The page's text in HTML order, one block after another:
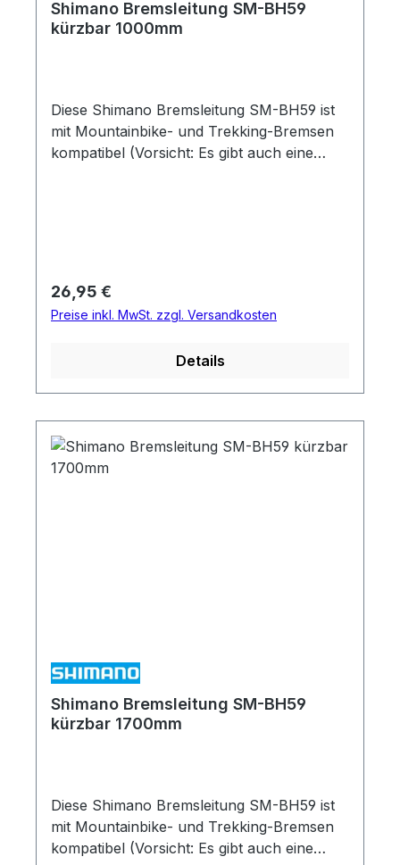
Shimano Bremsleitung SM-BH59
kürzbar 1000mm
Diese Shimano Bremsleitung SM-BH59 ist
mit Mountainbike- und Trekking-Bremsen
kompatibel (Vorsicht: Es gibt auch eine
SM-BH59 problemlos kürzen.
Einsatzbereich: MTB, Touring & Trekking,
City Länge: 1000mm Verbindung: gerade-
durchschnittlich (3 von 5) Lieferumfang: 1
x Bremsleitung Shimano SM-BH59 2 x
Verbindungsschraube / Überwurfmutter 1 x
Abdeckung
Regulärer Preis:
26,95 €
Preise inkl. MwSt. zzgl. Versandkosten
Details
Shimano Bremsleitung SM-BH59
kürzbar 1700mm
Diese Shimano Bremsleitung SM-BH59 ist
mit Mountainbike- und Trekking-Bremsen
kompatibel (Vorsicht: Es gibt auch eine